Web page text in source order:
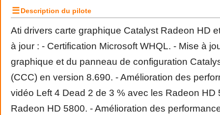
☰Description du pilote
Ati drivers carte graphique Catalyst Radeon HD
à jour : - Certification Microsoft WHQL. - Mise à
graphique et du panneau de configuration
(CCC) en version 8.690. - Amélioration des
vidéo Left 4 Dead 2 de 3 % avec les Radeon HD
Radeon HD 5800. - Amélioration des